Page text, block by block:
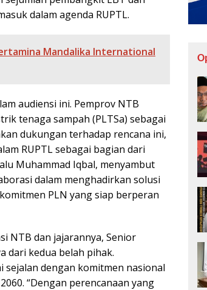
dalam agenda RUPTL.
Mandalika International
audiensi ini. Pemprov NTB
tenaga sampah (PLTSa) sebagai
dukungan terhadap rencana ini,
RUPTL sebagai bagian dari
Muhammad Iqbal, menyambut
dalam menghadirkan solusi
PLN yang siap berperan
NTB dan jajarannya, Senior
dari kedua belah pihak.
dengan komitmen nasional
“Dengan perencanaan yang